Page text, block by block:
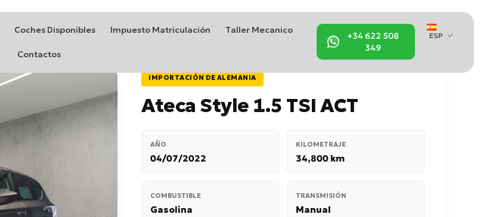
Coches Disponibles Impuesto Matriculación Taller Mecanico
Contactos
+34 622 508
349
ESP
IMPORTACIÓN DE ALEMANIA
Ateca Style 1.5 TSI ACT
AÑO
04/07/2022
KILOMETRAJE
34,800 km
COMBUSTIBLE
Gasolina
TRANSMISIÓN
Manual